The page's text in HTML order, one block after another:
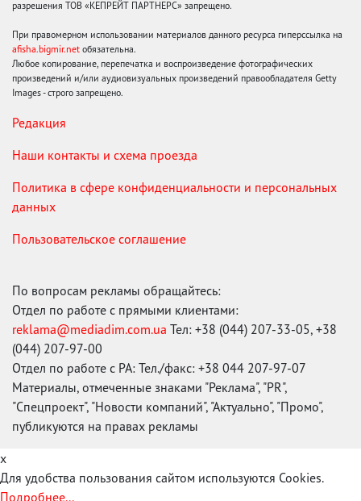
разрешения ТОВ «КЕПРЕЙТ ПАРТНЕРС» запрещено.
При правомерном использовании материалов данного ресурса гиперссылка на
afisha.bigmir.net обязательна.
Любое копирование, перепечатка и воспроизведение фотографических
произведений и/или аудиовизуальных произведений правообладателя Getty
Images - строго запрещено.
Редакция
Наши контакты и схема проезда
Политика в сфере конфиденциальности и персональных
данных
Пользовательское соглашение
По вопросам рекламы обращайтесь:
Отдел по работе с прямыми клиентами:
reklama@mediadim.com.ua Тел: +38 (044) 207-33-05, +38
(044) 207-97-00
Отдел по работе с РА: Тел./факс: +38 044 207-97-07
Материалы, отмеченные знаками "Реклама", "PR",
"Спецпроект", "Новости компаний", "Актуально", "Промо",
публикуются на правах рекламы
x
Для удобства пользования сайтом используются Cookies.
Подробнее...